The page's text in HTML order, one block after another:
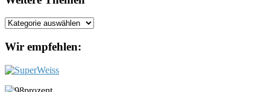
Weitere
Wir empfehlen: